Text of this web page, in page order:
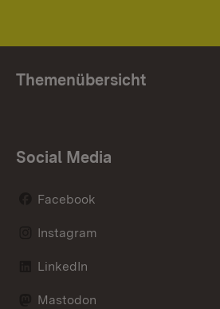
Themenübersicht
Social Media
Facebook
Instagram
LinkedIn
Mastodon